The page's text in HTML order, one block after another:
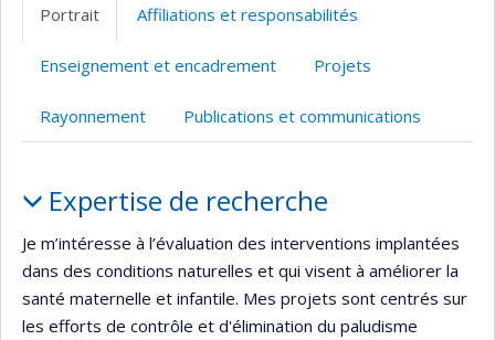
Portrait Affiliations et responsabilités
Enseignement et encadrement Projets
Rayonnement Publications et communications
Expertise de recherche
Je m’intéresse à l’évaluation des interventions implantées
dans des conditions naturelles et qui visent à améliorer la
santé maternelle et infantile. Mes projets sont centrés sur
les efforts de contrôle et d'élimination du paludisme